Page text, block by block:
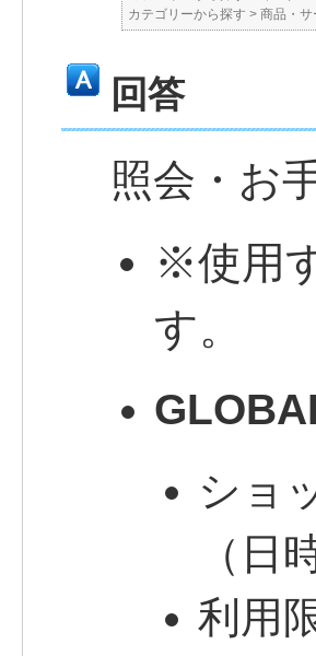
カテゴリーから探す > 商品・サ
回答
照会・お
※使用
す。
ショ
（日
利用